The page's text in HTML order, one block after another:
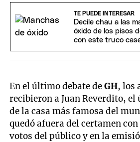
TE PUEDE INTERESAR
Decile chau a las
óxido de los pisos
con este truco
En el último debate deGH, los
recibieron a Juan Reverdito,
de la casa más famosa del
quedó afuera del certamen
votos del público y en la